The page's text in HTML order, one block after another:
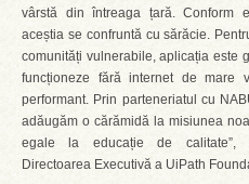
vârstă din întreaga țară. Conform
aceștia se confruntă cu sărăcie.
comunități vulnerabile, aplicația este
funcționeze fără internet de mare
performant. Prin parteneriatul cu
adăugăm o cărămidă la misiunea
egale la educație de calitate”,
Directoarea Executivă a UiPath